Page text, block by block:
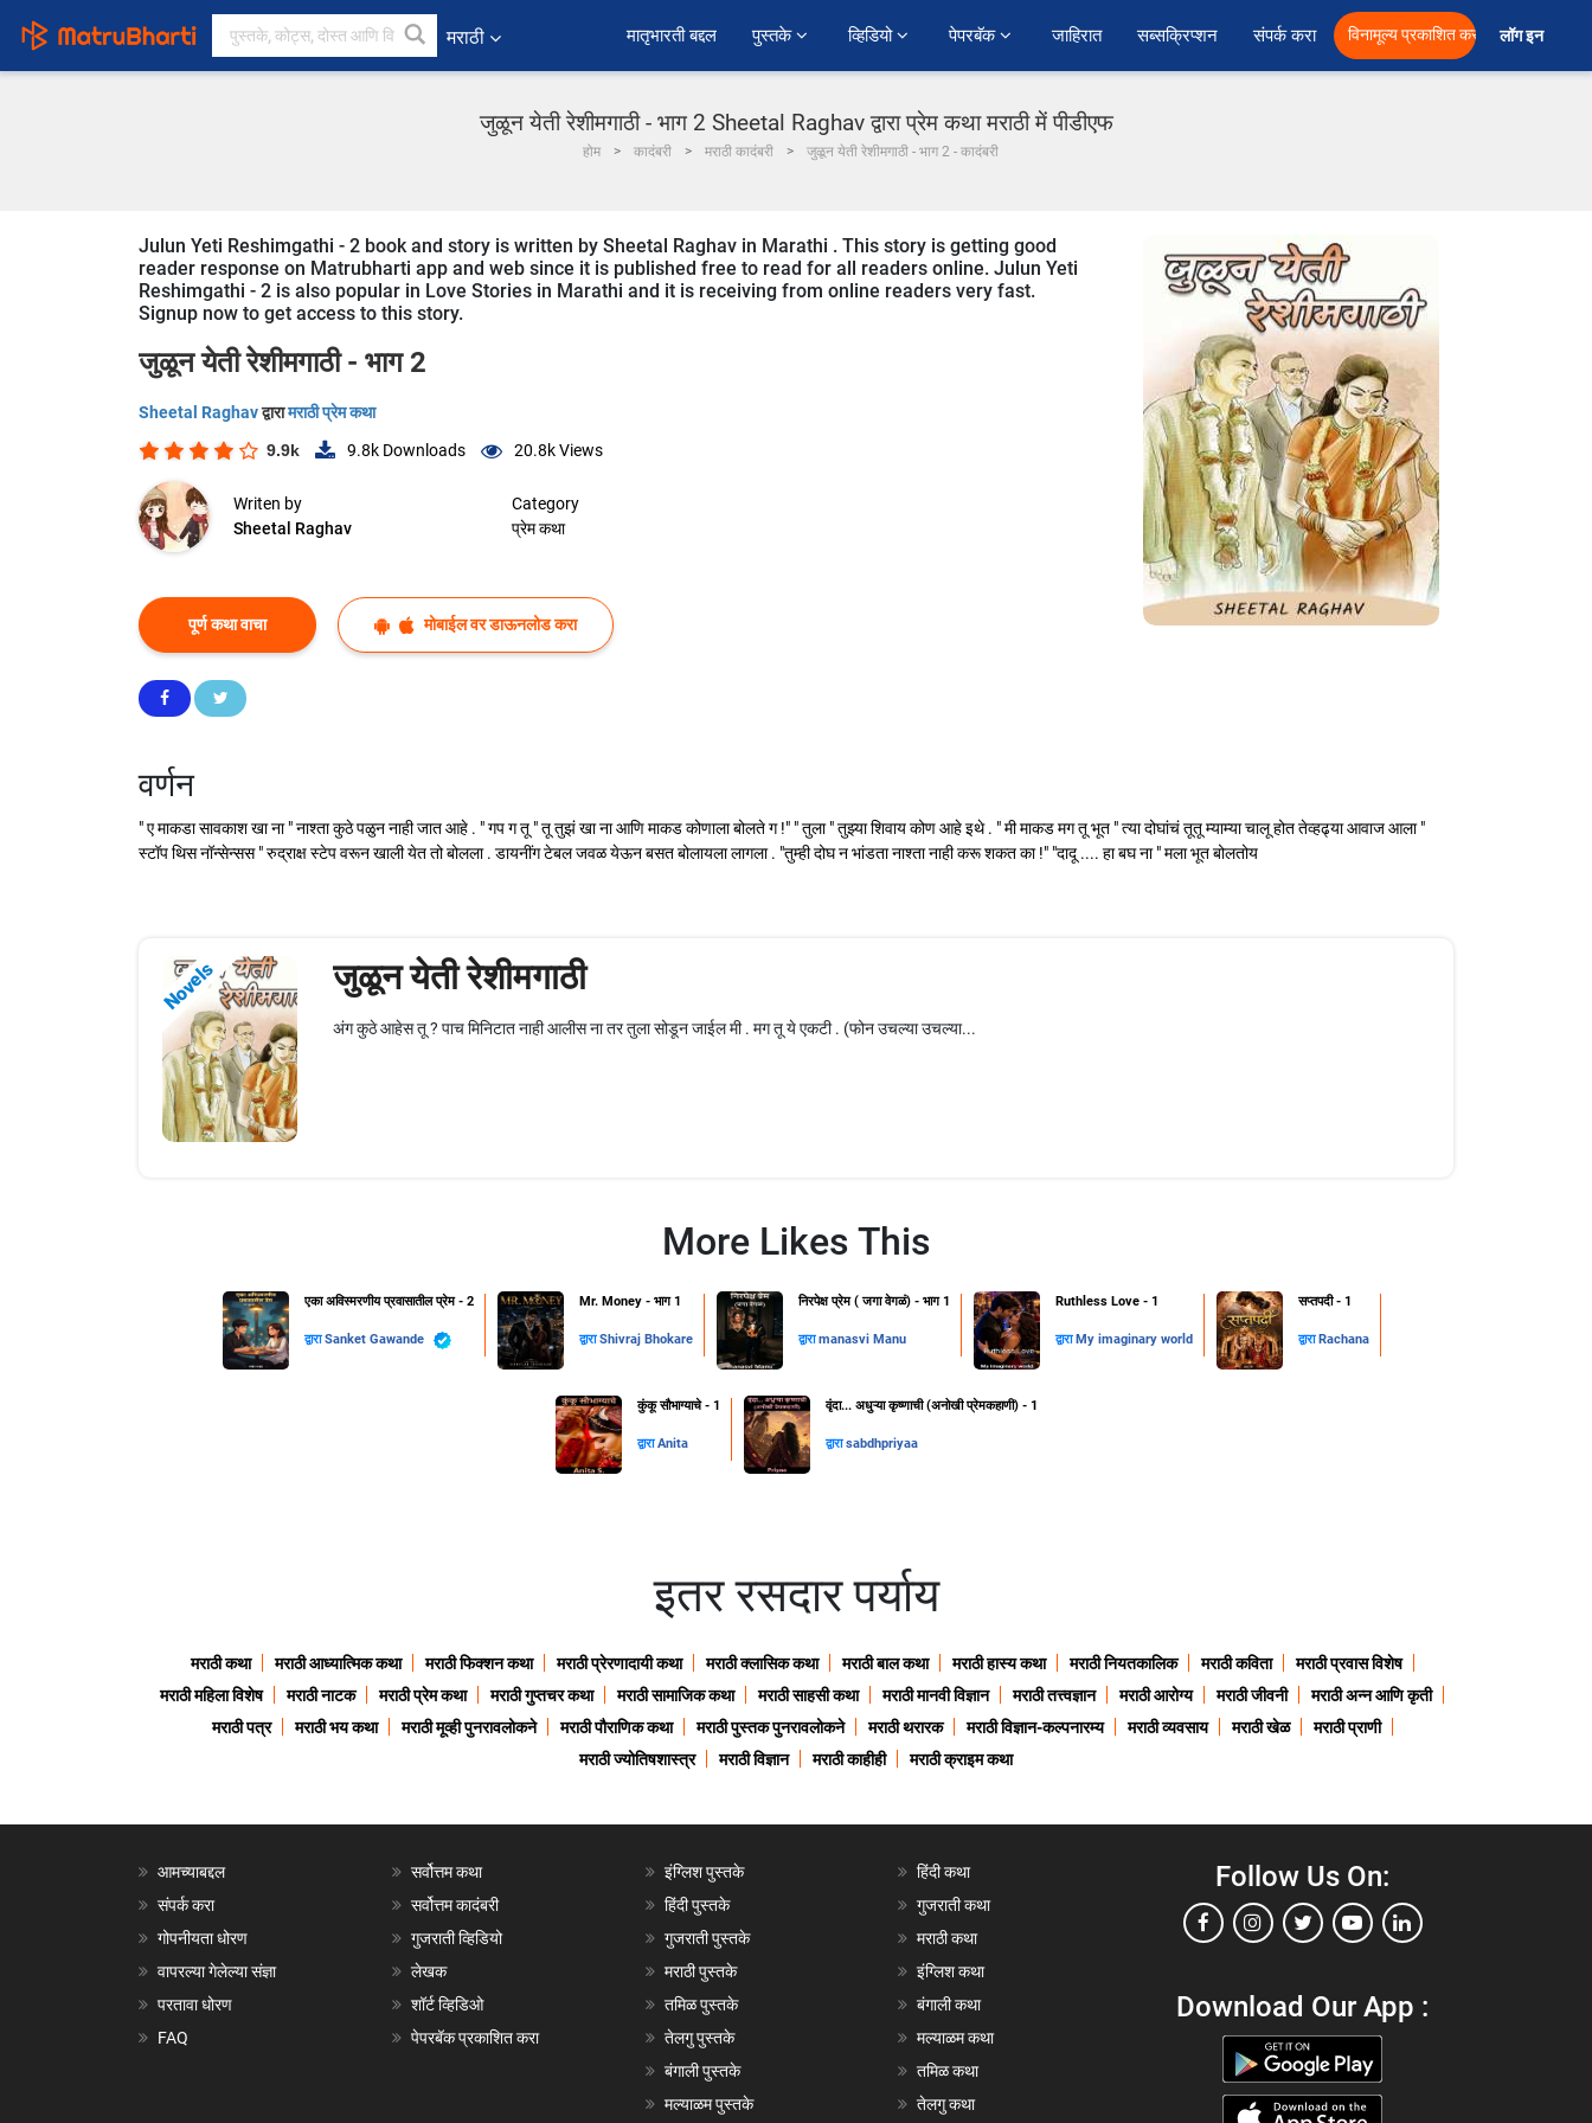
मराठी ﻿मातृभारती बद्दल पुस्तके व्हिडियो पेपरबॅक जाहिरात सब्सक्रिप्शन संपर्क करा विनामूल्य प्रकाशित करा लॉग इन
जुळून येती रेशीमगाठी - भाग 2 Sheetal Raghav द्वारा प्रेम कथा मराठी में पीडीएफ
होम कादंबरी मराठी कादंबरी जुळून येती रेशीमगाठी - भाग 2 - कादंबरी
Julun Yeti Reshimgathi - 2 book and story is written by Sheetal Raghav in Marathi . This story is getting good
reader response on Matrubharti app and web since it is published free to read for all readers online. Julun Yeti
Reshimgathi - 2 is also popular in Love Stories in Marathi and it is receiving from online readers very fast.
Signup now to get access to this story.
जुळून येती रेशीमगाठी - भाग 2
Sheetal Raghavद्वारामराठी प्रेम कथा
9.9k 9.8k Downloads 20.8kViews
Writen by
Sheetal Raghav
Category
प्रेम कथा
पूर्ण कथा वाचा मोबाईल वर डाऊनलोड करा
वर्णन
" ए माकडा सावकाश खा ना " नाश्ता कुठे पळुन नाही जात आहे . " गप ग तू " तू तुझं खा ना आणि माकड कोणाला बोलते ग !" " तुला " तुझ्या शिवाय कोण आहे इथे . " मी माकड मग तू भूत " त्या दोघांचं तूतू म्याम्या चालू होत तेव्हढ्या आवाज आला "
स्टॉप थिस नॉन्सेन्सस " रुद्राक्ष स्टेप वरून खाली येत तो बोलला . डायनींग टेबल जवळ येऊन बसत बोलायला लागला . "तुम्ही दोघ न भांडता नाश्ता नाही करू शकत का !" "दादू .... हा बघ ना " मला भूत बोलतोय
Novels जुळून येती रेशीमगाठी
अंग कुठे आहेस तू ? पाच मिनिटात नाही आलीस ना तर तुला सोडून जाईल मी . मग तू ये एकटी . (फोन उचल्या उचल्या...
More Likes This
एका अविस्मरणीय प्रवासातील प्रेम - 2
द्वाराSanket Gawande
Mr. Money - भाग 1
द्वाराShivraj Bhokare
निरपेक्ष प्रेम ( जगा वेगळं) - भाग 1
द्वाराmanasvi Manu
Ruthless Love - 1
द्वारा My imaginary world
सप्तपदी - 1
द्वारा Rachana
कुंकू सौभाग्याचे - 1
द्वाराAnita
वृंदा... अधुऱ्या कृष्णाची (अनोखी प्रेमकहाणी) - 1
द्वाराsabdhpriyaa
इतर रसदार पर्याय
मराठी कथा मराठी आध्यात्मिक कथा मराठी फिक्शन कथा मराठी प्रेरणादायी कथा मराठी क्लासिक कथा मराठी बाल कथा मराठी हास्य कथा मराठी नियतकालिक मराठी कविता
मराठी प्रवास विशेष
मराठी महिला विशेष
मराठी नाटक मराठी प्रेम कथा मराठी गुप्तचर कथा मराठी सामाजिक कथा मराठी साहसी कथा मराठी मानवी विज्ञान मराठी तत्त्वज्ञान मराठी आरोग्य मराठी जीवनी
मराठी अन्न आणि कृती
मराठी पत्र
मराठी भय कथा मराठी मूव्ही पुनरावलोकने मराठी पौराणिक कथा मराठी पुस्तक पुनरावलोकने मराठी थरारक मराठी विज्ञान-कल्पनारम्य मराठी व्यवसाय मराठी खेळ
मराठी प्राणी
मराठी ज्योतिषशास्त्र
मराठी विज्ञान मराठी काहीही मराठी क्राइम कथा
आमच्याबद्दल
संपर्क करा
गोपनीयता धोरण
वापरल्या गेलेल्या संज्ञा
परतावा धोरण
FAQ
सर्वोत्तम कथा
सर्वोत्तम कादंबरी
गुजराती व्हिडियो
लेखक
शॉर्ट व्हिडिओ
पेपरबॅक प्रकाशित करा
इंग्लिश पुस्तके
हिंदी पुस्तके
गुजराती पुस्तके
मराठी पुस्तके
तमिळ पुस्तके
तेलगु पुस्तके
बंगाली पुस्तके
मल्याळम पुस्तके
हिंदी कथा
गुजराती कथा
मराठी कथा
इंग्लिश कथा
बंगाली कथा
मल्याळम कथा
तमिळ कथा
तेलगु कथा
Follow Us On:
Download Our App :